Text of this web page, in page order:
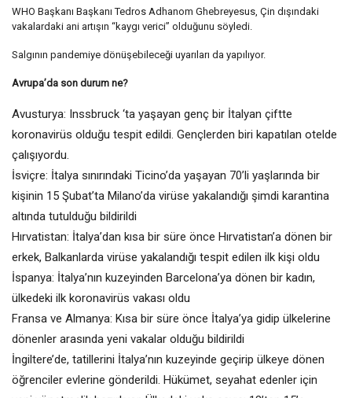
WHO Başkanı Başkanı Tedros Adhanom Ghebreyesus, Çin dışındaki
vakalardaki ani artışın “kaygı verici” olduğunu söyledi.
Salgının pandemiye dönüşebileceği uyarıları da yapılıyor.
Avrupa’da son durum ne?
Avusturya: Inssbruck ‘ta yaşayan genç bir İtalyan çiftte
koronavirüs olduğu tespit edildi. Gençlerden biri kapatılan otelde
çalışıyordu.
İsviçre: İtalya sınırındaki Ticino’da yaşayan 70’li yaşlarında bir
kişinin 15 Şubat’ta Milano’da virüse yakalandığı şimdi karantina
altında tutulduğu bildirildi
Hırvatistan: İtalya’dan kısa bir süre önce Hırvatistan’a dönen bir
erkek, Balkanlarda virüse yakalandığı tespit edilen ilk kişi oldu
İspanya: İtalya’nın kuzeyinden Barcelona’ya dönen bir kadın,
ülkedeki ilk koronavirüs vakası oldu
Fransa ve Almanya: Kısa bir süre önce İtalya’ya gidip ülkelerine
dönenler arasında yeni vakalar olduğu bildirildi
İngiltere’de, tatillerini İtalya’nın kuzeyinde geçirip ülkeye dönen
öğrenciler evlerine gönderildi. Hükümet, seyahat edenler için